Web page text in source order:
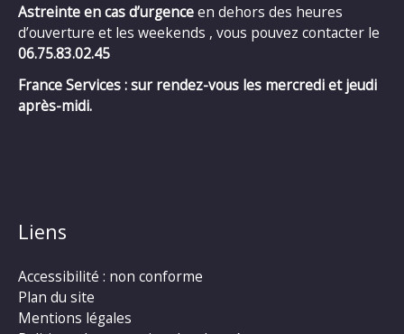
Astreinte en cas d’urgenceen dehors des heures
d’ouverture et les weekends , vous pouvez contacter le
06.75.83.02.45
France Services : sur rendez-vous les mercredi et jeudi
après-midi.
Liens
Accessibilité : non conforme
Plan du site
Mentions légales